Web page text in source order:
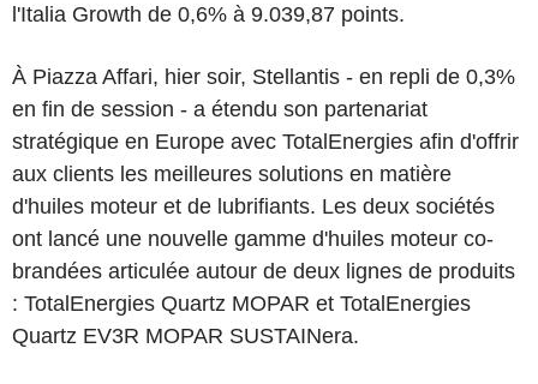
l'Italia Growth de 0,6% à 9.039,87 points.
À Piazza Affari, hier soir, Stellantis - en repli de 0,3%
en fin de session - a étendu son partenariat
stratégique en Europe avec TotalEnergies afin d'offrir
aux clients les meilleures solutions en matière
d'huiles moteur et de lubrifiants. Les deux sociétés
ont lancé une nouvelle gamme d'huiles moteur co-
brandées articulée autour de deux lignes de produits
: TotalEnergies Quartz MOPAR et TotalEnergies
Quartz EV3R MOPAR SUSTAINera.